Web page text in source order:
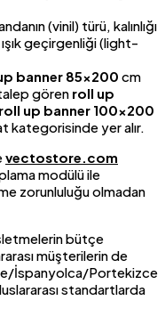
(vinil) türü, kalınlığı
geçirgenliği (light-
banner 85×200 cm
gören roll up
roll up banner 100×200
kategorisinde yer alır.
vectostore.com
modülü ile
zorunluluğu olmadan
bütçe
müşterilerin de
İspanyolca/Portekizce
standartlarda